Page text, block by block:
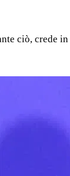
ciò, crede